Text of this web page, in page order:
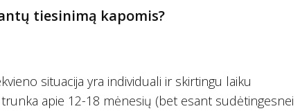
tiesinimą kapomis?
situacija yra individuali ir skirtingu laiku
apie 12-18 mėnesių (bet esant sudėtingesnei